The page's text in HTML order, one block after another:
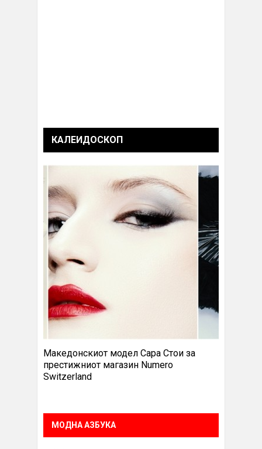
КАЛЕИДОСКОП
Македонскиот модел Сара Стои за
престижниот магазин Numero
Switzerland
МОДНА АЗБУКА